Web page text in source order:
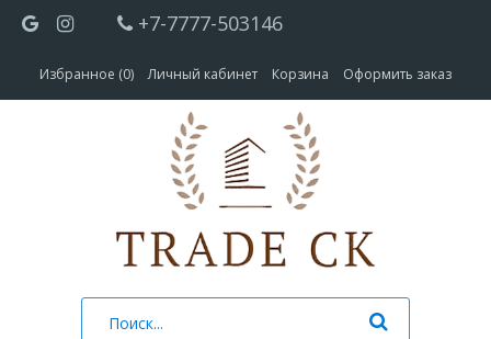
+7-7777-503146
Избранное (0) Личный кабинет Корзина Оформить заказ